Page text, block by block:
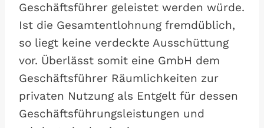
Geschäftsführer geleistet werden würde.
Ist die Gesamtentlohnung fremdüblich,
so liegt keine verdeckte Ausschüttung
vor. Überlässt somit eine GmbH dem
Geschäftsführer Räumlichkeiten zur
privaten Nutzung als Entgelt für dessen
Geschäftsführungsleistungen und